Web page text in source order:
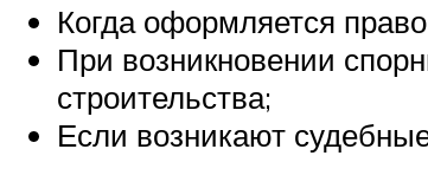
Когда оформляется
При возникновении
строительства;
Если возникают